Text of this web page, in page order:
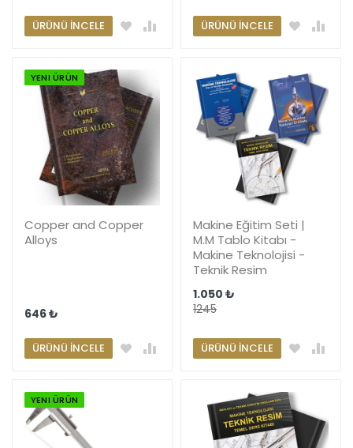
ÜRÜNÜ İNCELE ÜRÜNÜ İNCELE
YENI ÜRÜN
Copper and Copper
Alloys
646 ₺
ÜRÜNÜ İNCELE
Makine Eğitim Seti |
M.M Tablo Kitabı -
Makine Teknolojisi -
Teknik Resim
1.050 ₺
1245
ÜRÜNÜ İNCELE
YENI ÜRÜN